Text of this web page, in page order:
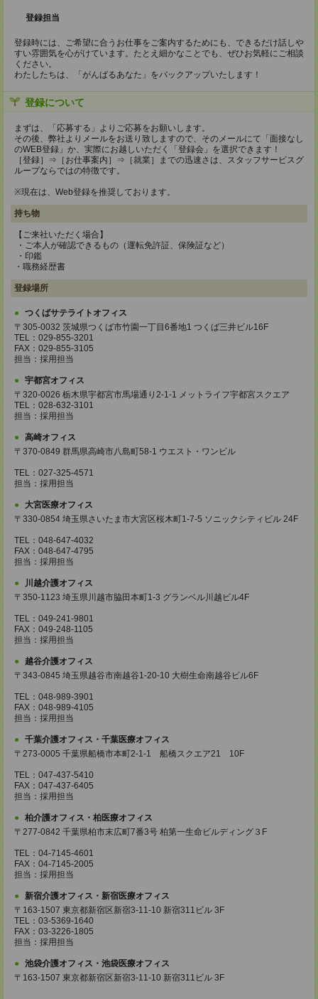
登録担当
登録時には、ご希望に合うお仕事をご案内するためにも、できるだけ話しや
すい雰囲気を心がけています。たとえ細かなことでも、ぜひお気軽にご相談
ください。
わたしたちは、「がんばるあなた」をバックアップいたします！
登録について
まずは、「応募する」よりご応募をお願いします。
その後、弊社よりメールをお送り致しますので、そのメールにて「面接なし
のWEB登録」か、実際にお越しいただく「登録会」を選択できます！
［登録］⇒［お仕事案内］⇒［就業］までの迅速さは、スタッフサービスグ
ループならではの特徴です。
※現在は、Web登録を推奨しております。
持ち物
【ご来社いただく場合】
・ご本人が確認できるもの（運転免許証、保険証など）
・印鑑
・職務経歴書
登録場所
つくばサテライトオフィス
〒305-0032 茨城県つくば市竹園一丁目6番地1 つくば三井ビル16F
TEL：029-855-3201
FAX：029-855-3105
担当：採用担当
宇都宮オフィス
〒320-0026 栃木県宇都宮市馬場通り2-1-1 メットライフ宇都宮スクエア
TEL：028-632-3101
担当：採用担当
高崎オフィス
〒370-0849 群馬県高崎市八島町58-1 ウエスト・ワンビル
TEL：027-325-4571
担当：採用担当
大宮医療オフィス
〒330-0854 埼玉県さいたま市大宮区桜木町1-7-5 ソニックシティビル 24F
TEL：048-647-4032
FAX：048-647-4795
担当：採用担当
川越介護オフィス
〒350-1123 埼玉県川越市脇田本町1-3 グランベル川越ビル4F
TEL：049-241-9801
FAX：049-248-1105
担当：採用担当
越谷介護オフィス
〒343-0845 埼玉県越谷市南越谷1-20-10 大樹生命南越谷ビル6F
TEL：048-989-3901
FAX：048-989-4105
担当：採用担当
千葉介護オフィス・千葉医療オフィス
〒273-0005 千葉県船橋市本町2-1-1 船橋スクエア21 10F
TEL：047-437-5410
FAX：047-437-6405
担当：採用担当
柏介護オフィス・柏医療オフィス
〒277-0842 千葉県柏市末広町7番3号 柏第一生命ビルディング３F
TEL：04-7145-4601
FAX：04-7145-2005
担当：採用担当
新宿介護オフィス・新宿医療オフィス
〒163-1507 東京都新宿区新宿3-11-10 新宿311ビル 3F
TEL：03-5369-1640
FAX：03-3226-1805
担当：採用担当
池袋介護オフィス・池袋医療オフィス
〒163-1507 東京都新宿区新宿3-11-10 新宿311ビル 3F